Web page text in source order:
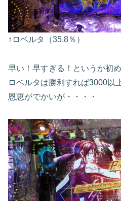
↑ロベルタ（35.8％）
早い！早すぎる！というか初
ロベルタは勝利すれば3000以
恩恵がでかいが・・・・